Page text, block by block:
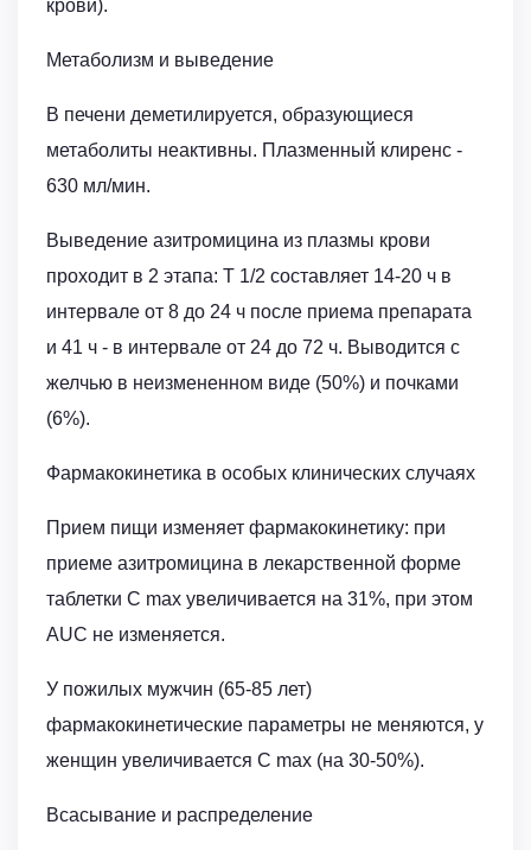
крови).
Метаболизм и выведение
В печени деметилируется, образующиеся
метаболиты неактивны. Плазменный клиренс -
630 мл/мин.
Выведение азитромицина из плазмы крови
проходит в 2 этапа: T 1/2 составляет 14-20 ч в
интервале от 8 до 24 ч после приема препарата
и 41 ч - в интервале от 24 до 72 ч. Выводится с
желчью в неизмененном виде (50%) и почками
(6%).
Фармакокинетика в особых клинических случаях
Прием пищи изменяет фармакокинетику: при
приеме азитромицина в лекарственной форме
таблетки C max увеличивается на 31%, при этом
AUC не изменяется.
У пожилых мужчин (65-85 лет)
фармакокинетические параметры не меняются, у
женщин увеличивается C max (на 30-50%).
Всасывание и распределение